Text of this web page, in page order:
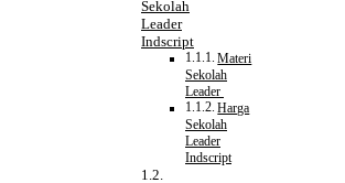
Sekolah
Leader
Indscript
Materi
Sekolah
Leader
Harga
Sekolah
Leader
Indscript